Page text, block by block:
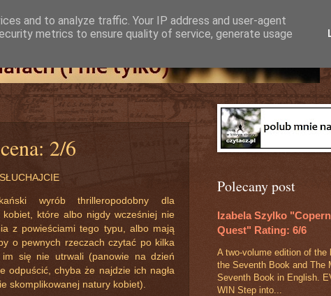
2/6
wyrób thrilleropodobny dla
kobiet, które albo nigdy wcześniej nie
z powieściami tego typu, albo mają
o pewnych rzeczach czytać po kilka
się nie utrwali (panowie na dzień
odpuścić, chyba że najdzie ich nagła
skomplikowanej natury kobiet).
Polecany post
Izabela Szylko
Quest" Rating: 6/6
A two‑volume edition of
the Seventh Book and The
Seventh Book in English.
WIN Step into...
and to analyze traffic. Your IP address and user-agent
metrics to ensure quality of service, generate usage